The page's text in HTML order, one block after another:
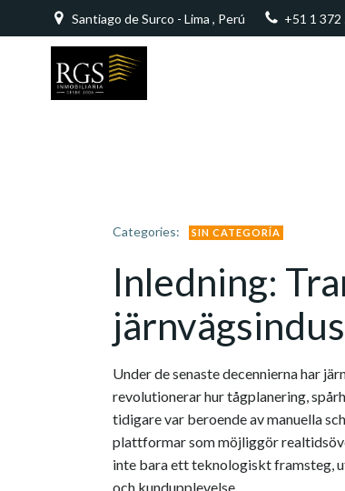
Santiago de Surco - Lima , Perú +51 1 372
Categories: SIN CATEGORÍA
Inledning:
Under de senaste decennierna har
revolutionerar hur tågplanering,
tidigare var beroende av manuella
plattformar som möjliggör
inte bara ett teknologiskt framsteg,
och kundupplevelse.